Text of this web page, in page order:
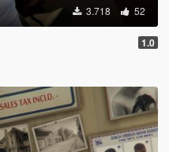
3.718 52
1.0